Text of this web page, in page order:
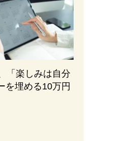
「楽しみは自分
を埋める10万円